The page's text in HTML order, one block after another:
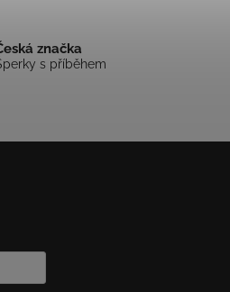
značka
s příběhem